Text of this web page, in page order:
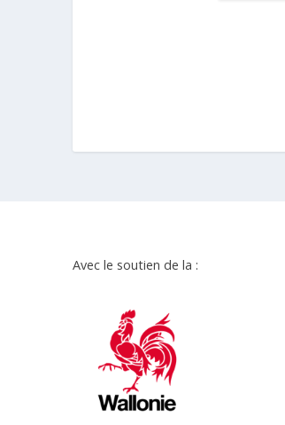
Avec le soutien de la :